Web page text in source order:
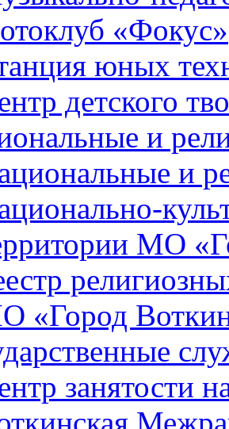
«Фокус»
юных
детского
и
и
МО
«Город
занятости